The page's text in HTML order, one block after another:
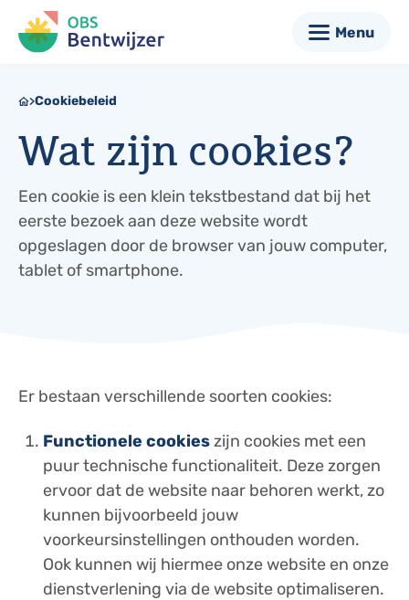
Menu
Cookiebeleid
Wat zijn cookies?
Een cookie is een klein tekstbestand dat bij het
eerste bezoek aan deze website wordt
opgeslagen door de browser van jouw computer,
tablet of smartphone.
Er bestaan verschillende soorten cookies:
Functionele cookieszijn cookies met een
puur technische functionaliteit. Deze zorgen
ervoor dat de website naar behoren werkt, zo
kunnen bijvoorbeeld jouw
voorkeursinstellingen onthouden worden.
Ook kunnen wij hiermee onze website en onze
dienstverlening via de website optimaliseren.